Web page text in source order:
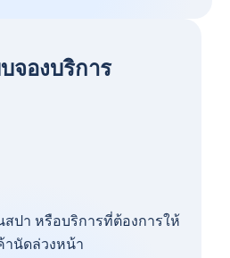
จองบริการ
ปา หรือบริการที่ต้องการให้
านัดล่วงหน้า